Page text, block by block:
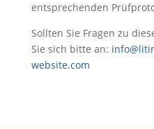
entsprechenden
Sollten Sie Fragen zu
Sie sich bitte an:
website.com